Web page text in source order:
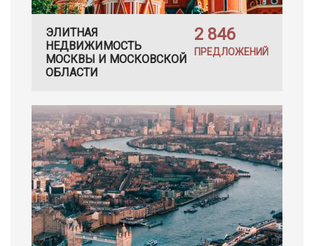
ЭЛИТНАЯ
НЕДВИЖИМОСТЬ
МОСКВЫ И МОСКОВСКОЙ
ОБЛАСТИ
2 846
ПРЕДЛОЖЕНИЙ